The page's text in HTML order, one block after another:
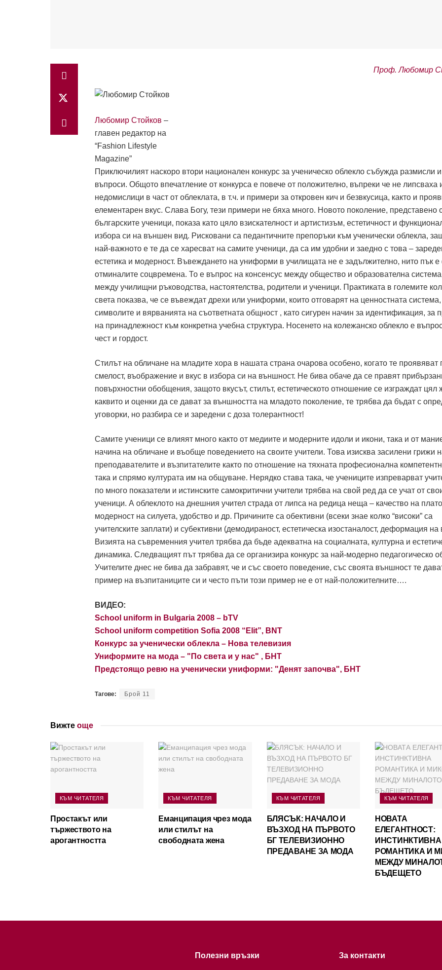
Проф. Любомир
Любомир Стойков –
главен редактор на
“Fashion Lifestyle
Magazine”
Приключилият наскоро втори национален конкурс за ученическо облекло събужда размисли и
въпроси. Общото впечатление от конкурса е повече от положително, въпреки че не липсваха
недомислици в част от облеклата, в т.ч. и примери за откровен кич и безвкусица, както и
елементарен вкус. Слава Богу, тези примери не бяха много. Новото поколение, представено
българските ученици, показа като цяло взискателност и артистизъм, естетичност и
избора си на външен вид. Рисковани са педантичните препоръки към ученически облекла,
най-важното е те да се харесват на самите ученици, да са им удобни и заедно с това –
естетика и модерност. Въвеждането на униформи в училищата не е задължително, нито пък е
отминалите соцвремена. То е въпрос на консенсус между общество и образователна
между училищни ръководства, настоятелства, родители и ученици. Практиката в големите
света показва, че се въвеждат дрехи или униформи, които отговарят на ценностната
символите и вярванията на съответната общност , като сигурен начин за идентификация, за
на принадлежност към конкретна учебна структура. Носенето на колежанско облекло е
чест и гордост.
Стилът на обличане на младите хора в нашата страна очарова особено, когато те проявяват
смелост, въображение и вкус в избора си на външност. Не бива обаче да се правят
повърхностни обобщения, защото вкусът, стилът, естетическото отношение се изграждат цял
каквито и оценки да се дават за външността на младото поколение, те трябва да бъдат с
уговорки, но разбира се и заредени с доза толерантност!
Самите ученици се влияят много както от медиите и модерните идоли и икони, така и от
начина на обличане и въобще поведението на своите учители. Това изисква засилени грижи
преподавателите и възпитателите както по отношение на тяхната професионална
така и спрямо културата им на общуване. Нерядко става така, че учениците изпреварват
по много показатели и истинските самокритични учители трябва на свой ред да се учат от
ученици. А облеклото на днешния учител страда от липса на редица неща – качество на
модерност на силуета, удобство и др. Причините са обективни (всеки знае колко “високи” са
учителските заплати) и субективни (демодираност, естетическа изостаналост, деформация на
Визията на съвременния учител трябва да бъде адекватна на социалната, културна и
динамика. Следващият път трябва да се организира конкурс за най-модерно педагогическо
Учителите днес не бива да забравят, че и със своето поведение, със своята външност те
пример на възпитаниците си и често пъти този пример не е от най-положителните….
ВИДЕО:
School uniform in Bulgaria 2008 – bTV
School uniform competition Sofia 2008 “Elit”, BNT
Конкурс за ученически облекла – Нова телевизия
Униформите на мода – "По света и у нас" , БНТ
Предстоящо ревю на ученически униформи: "Денят започва", БНТ
Тагове: Брой 11
Вижте още
КЪМ ЧИТАТЕЛЯ
Простакът или
тържеството на
арогантността
КЪМ ЧИТАТЕЛЯ
Еманципация чрез мода
или стилът на
свободната жена
КЪМ ЧИТАТЕЛЯ
БЛЯСЪК: НАЧАЛО И
ВЪЗХОД НА ПЪРВОТО
БГ ТЕЛЕВИЗИОННО
ПРЕДАВАНЕ ЗА МОДА
КЪМ ЧИТАТЕЛЯ
НОВАТА
ЕЛЕГАНТНОСТ:
ИНСТИНКТИВНА
РОМАНТИКА И
МЕЖДУ
БЪДЕЩЕТО
Полезни връзки За контакти